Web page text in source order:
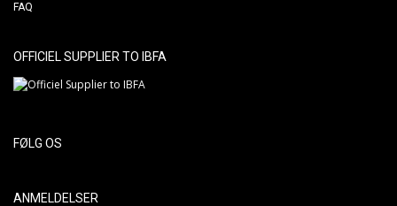
FAQ
OFFICIEL SUPPLIER TO IBFA
FØLG OS
ANMELDELSER